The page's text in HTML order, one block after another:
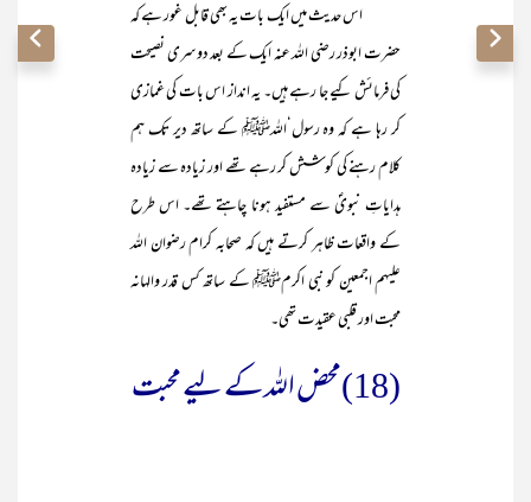
اس حدیث میں ایک بات یہ بھی قابل غور ہے کہ
حضرت ابوذر رضی اللہ عنہ ایک کے بعد دوسری نصیحت
کی فرمائش کیے جا رہے ہیں۔ یہ انداز اس بات کی غمازی
کر رہا ہے کہ وہ رسول‘اللہﷺ کے ساتھ دیر تک ہم
کلام رہنے کی کوشش کر رہے تھے اور زیادہ سے زیادہ
ہدایاتِ نبویؐ سے مستفید ہونا چاہتے تھے۔ اس طرح
کے واقعات ظاہر کرتے ہیں کہ صحابہ کرام رضوان اللہ
علیہم اجمعین کو نبی اکرمﷺ کے ساتھ کس قدر والہانہ
محبت اور قلبی عقیدت تھی۔
(18)محض اللہ کے لیے محبت